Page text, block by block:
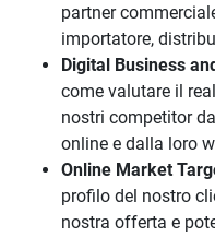
partner
importatore,
Digital Business
come valutare il
nostri competitor
online e dalla loro
Online Market
profilo del nostro
nostra offerta e